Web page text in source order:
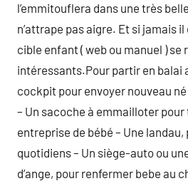
l’emmitouflera dans une très
n’attrape pas aigre. Et si jamais
cible enfant ( web ou manuel ) se
intéressants.Pour partir en balai
cockpit pour envoyer nouveau
– Un sacoche à emmailloter
entreprise de bébé – Une
quotidiens – Un siège-auto ou
d’ange, pour renfermer bebe au